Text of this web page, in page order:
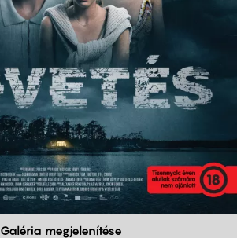
Galéria megjelenítése